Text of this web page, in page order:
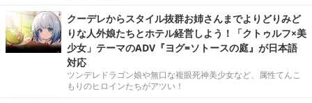
クーデレからスタイル抜群お姉さんまでよりどりみど
りな人外娘たちとホテル経営しよう！「クトゥルフ×美
少女」テーマのADV『ヨグ=ソトースの庭』が日本語
対応
ツンデレドラゴン娘や無口な複眼死神美少女など、属性てんこ
もりのヒロインたちがアツい！